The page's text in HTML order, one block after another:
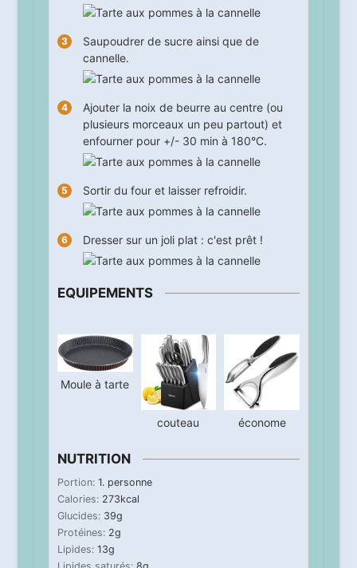
Saupoudrer de sucre ainsi que de
cannelle.
Ajouter la noix de beurre au centre (ou
plusieurs morceaux un peu partout) et
enfourner pour +/- 30 min à 180°C.
Sortir du four et laisser refroidir.
Dresser sur un joli plat : c'est prêt !
EQUIPEMENTS
Moule à tarte
couteau économe
NUTRITION
Portion: 1. personne
Calories: 273kcal
Glucides: 39g
Protéines: 2g
Lipides: 13g